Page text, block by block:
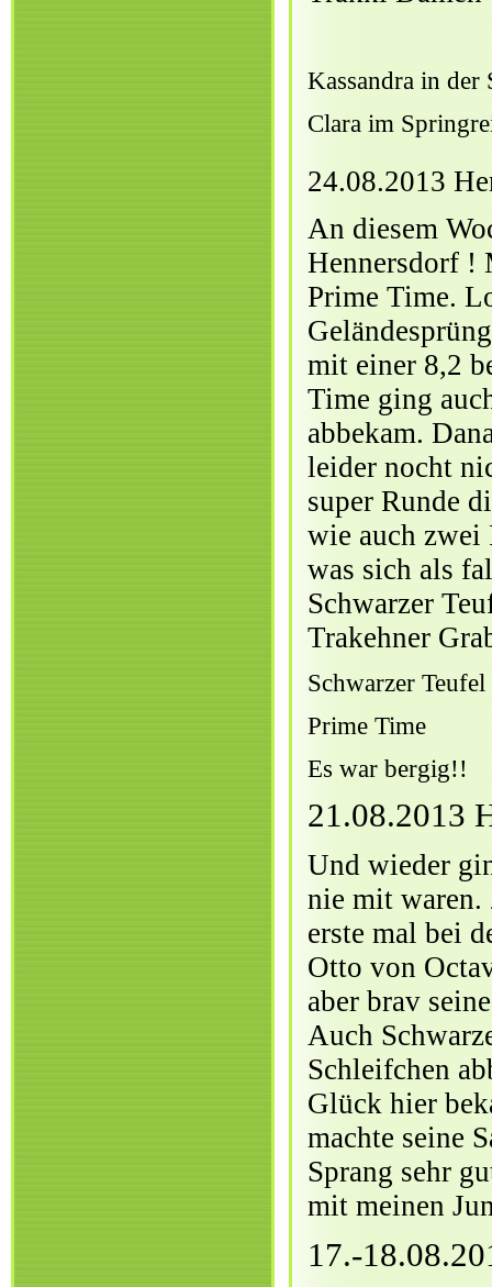
Kassandra in der
Clara im
24.08.2013
An diesem
Hennersdorf !
Prime Time.
mit einer 8,2
Time ging
abbekam.
leider nocht
super Runde
wie auch zwei
was sich als
Schwarzer
Trakehner
Schwarzer
Prime Time
Es war bergig!!
21.08.2013
Und wieder
nie mit waren.
erste mal bei
Otto von
aber brav
Auch
Schleifchen
Glück hier
machte seine
Sprang sehr
mit meinen
17.-